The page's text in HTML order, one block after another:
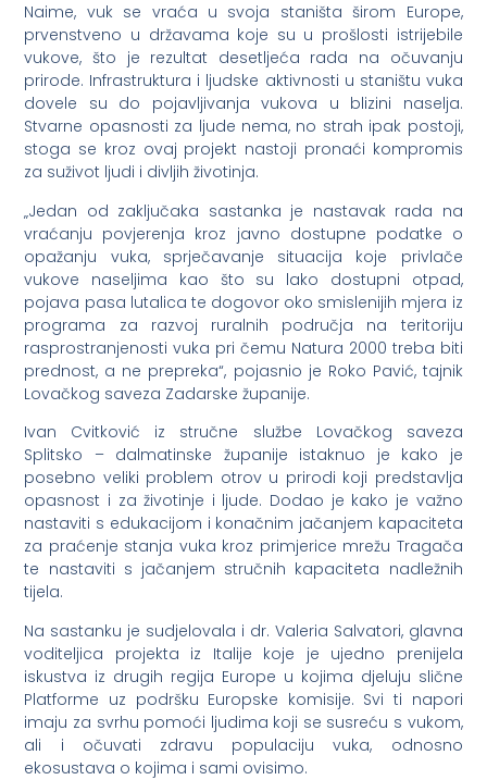
Naime, vuk se vraća u svoja staništa širom Europe,
prvenstveno u državama koje su u prošlosti istrijebile
vukove, što je rezultat desetljeća rada na očuvanju
prirode. Infrastruktura i ljudske aktivnosti u staništu vuka
dovele su do pojavljivanja vukova u blizini naselja.
Stvarne opasnosti za ljude nema, no strah ipak postoji,
stoga se kroz ovaj projekt nastoji pronaći kompromis
za suživot ljudi i divljih životinja.
„Jedan od zaključaka sastanka je nastavak rada na
vraćanju povjerenja kroz javno dostupne podatke o
opažanju vuka, sprječavanje situacija koje privlače
vukove naseljima kao što su lako dostupni otpad,
pojava pasa lutalica te dogovor oko smislenijih mjera iz
programa za razvoj ruralnih područja na teritoriju
rasprostranjenosti vuka pri čemu Natura 2000 treba biti
prednost, a ne prepreka“, pojasnio je Roko Pavić, tajnik
Lovačkog saveza Zadarske županije.
Ivan Cvitković iz stručne službe Lovačkog saveza
Splitsko – dalmatinske županije istaknuo je kako je
posebno veliki problem otrov u prirodi koji predstavlja
opasnost i za životinje i ljude. Dodao je kako je važno
nastaviti s edukacijom i konačnim jačanjem kapaciteta
za praćenje stanja vuka kroz primjerice mrežu Tragača
te nastaviti s jačanjem stručnih kapaciteta nadležnih
tijela.
Na sastanku je sudjelovala i dr. Valeria Salvatori, glavna
voditeljica projekta iz Italije koje je ujedno prenijela
iskustva iz drugih regija Europe u kojima djeluju slične
Platforme uz podršku Europske komisije. Svi ti napori
imaju za svrhu pomoći ljudima koji se susreću s vukom,
ali i očuvati zdravu populaciju vuka, odnosno
ekosustava o kojima i sami ovisimo.